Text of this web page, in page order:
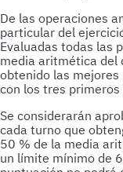
De las operaciones
particular del
Evaluadas todas las
media aritmética del
obtenido las
con los tres primeros
Se considerarán
cada turno que
50 % de la media
un límite mínimo de